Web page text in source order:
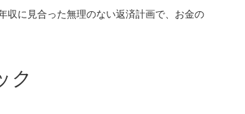
収に見合った無理のない返済計画で、お金の
ク